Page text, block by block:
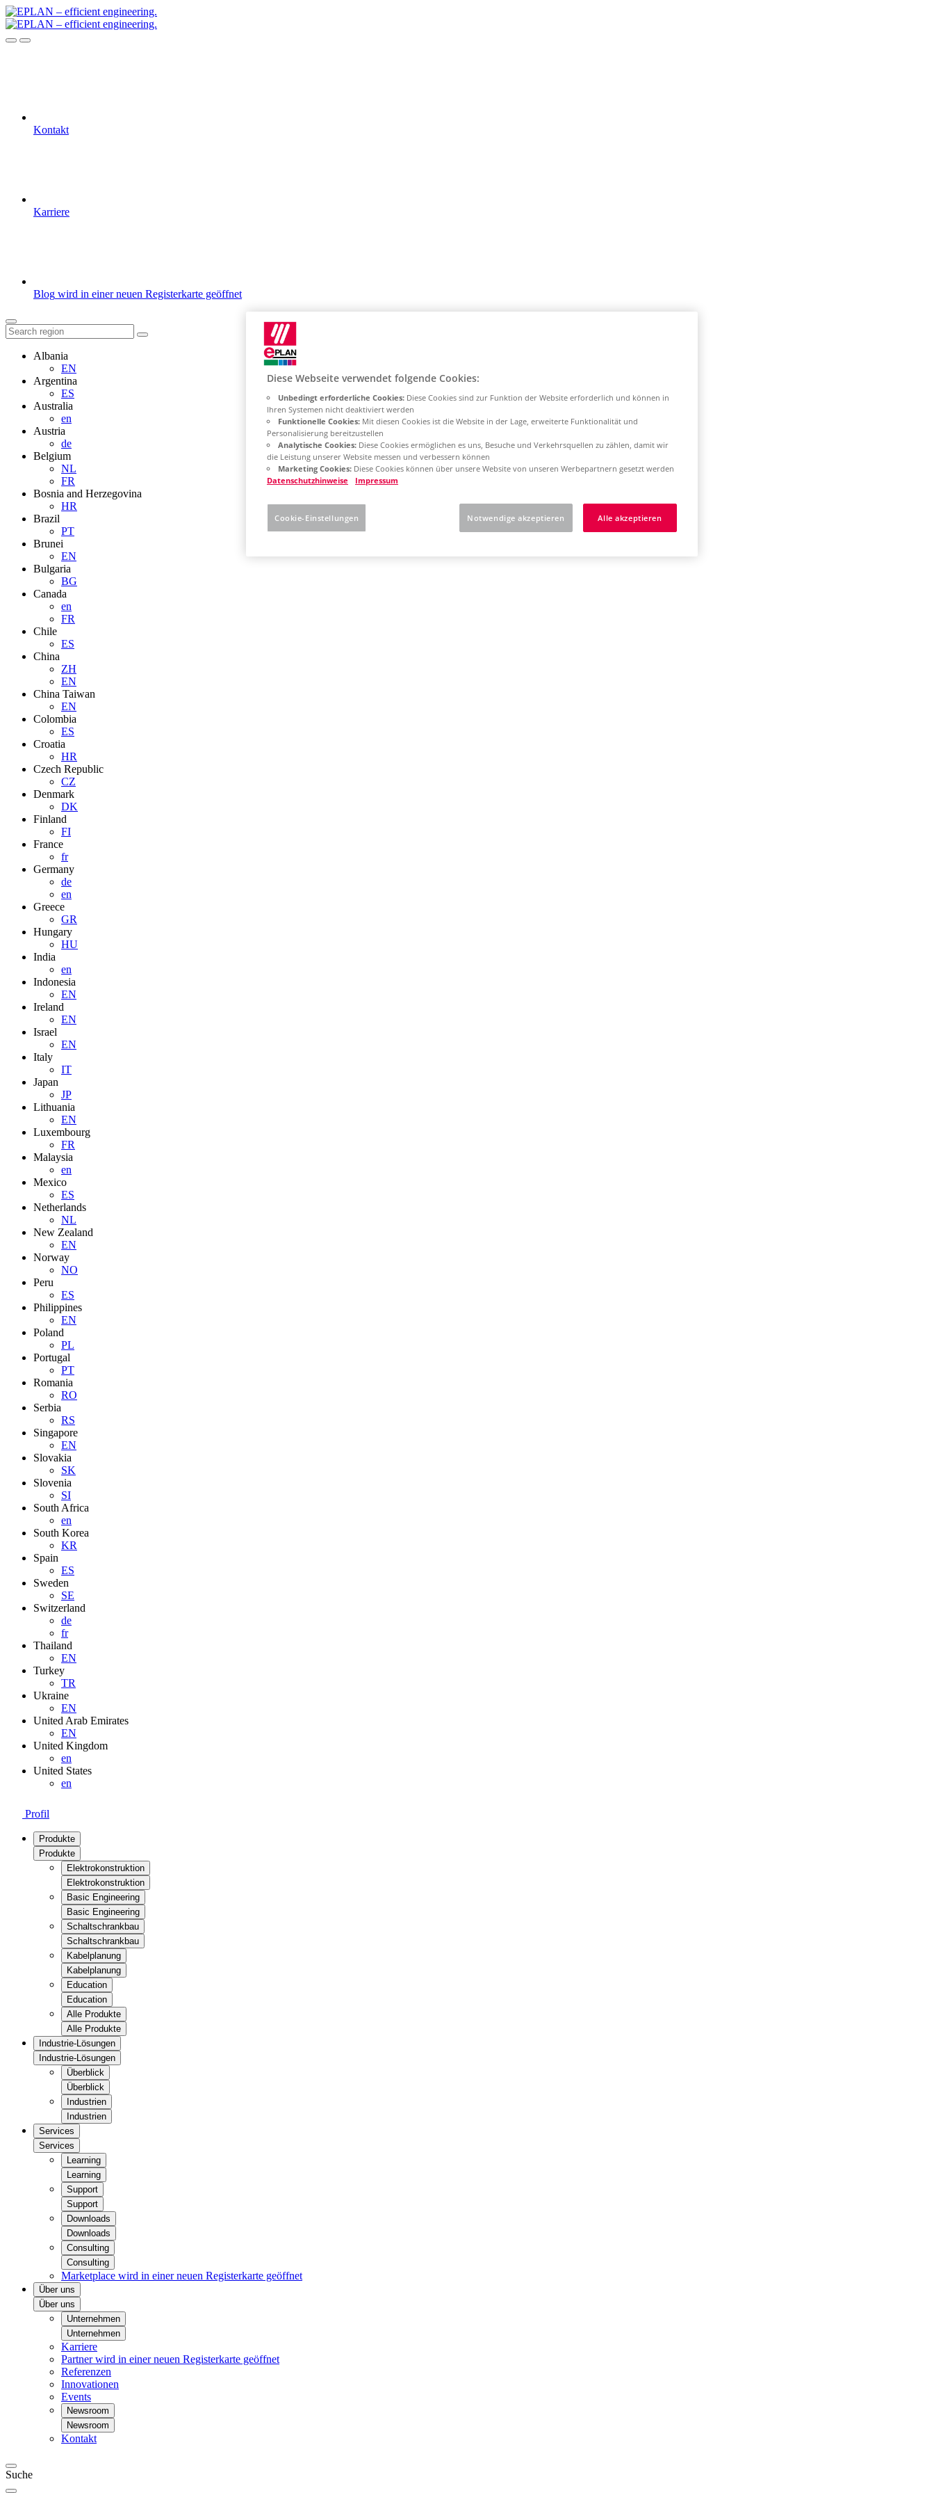
Kontakt
Karriere
Blog wird in einer neuen Registerkarte geöffnet
Albania
EN
Argentina
ES
Australia
en
Austria
de
Belgium
NL
FR
Bosnia and Herzegovina
HR
Brazil
PT
Brunei
EN
Bulgaria
BG
Canada
en
FR
Chile
ES
China
ZH
EN
China Taiwan
EN
Colombia
ES
Croatia
HR
Czech Republic
CZ
Denmark
DK
Finland
FI
France
fr
Germany
de
en
Greece
GR
Hungary
HU
India
en
Indonesia
EN
Ireland
EN
Israel
EN
Italy
IT
Japan
JP
Lithuania
EN
Luxembourg
FR
Malaysia
en
Mexico
ES
Netherlands
NL
New Zealand
EN
Norway
NO
Peru
ES
Philippines
EN
Poland
PL
Portugal
PT
Romania
RO
Serbia
RS
Singapore
EN
Slovakia
SK
Slovenia
SI
South Africa
en
South Korea
KR
Spain
ES
Sweden
SE
Switzerland
de
fr
Thailand
EN
Turkey
TR
Ukraine
EN
United Arab Emirates
EN
United Kingdom
en
United States
en
Profil
Produkte
Produkte
Elektrokonstruktion
Elektrokonstruktion
Basic Engineering
Basic Engineering
Schaltschrankbau
Schaltschrankbau
Kabelplanung
Kabelplanung
Education
Education
Alle Produkte
Alle Produkte
Industrie-Lösungen
Industrie-Lösungen
Überblick
Überblick
Industrien
Industrien
Services
Services
Learning
Learning
Support
Support
Downloads
Downloads
Consulting
Consulting
Marketplace wird in einer neuen Registerkarte geöffnet
Über uns
Über uns
Unternehmen
Unternehmen
Karriere
Partnerwird in einer neuen Registerkarte geöffnet
Referenzen
Innovationen
Events
Newsroom
Newsroom
Kontakt
Suche
Diese Webseite verwendet folgende Cookies:
Unbedingt erforderliche Cookies: Diese Cookies sind zur Funktion der Website erforderlich und können in
Ihren Systemen nicht deaktiviert werden
Funktionelle Cookies: Mit diesen Cookies ist die Website in der Lage, erweiterte Funktionalität und
Personalisierung bereitzustellen
Analytische Cookies: Diese Cookies ermöglichen es uns, Besuche und Verkehrsquellen zu zählen, damit wir
die Leistung unserer Website messen und verbessern können
Marketing Cookies: Diese Cookies können über unsere Website von unseren Werbepartnern gesetzt werden
Datenschutzhinweise
Impressum
Notwendige akzeptieren Alle akzeptieren
Cookie-Einstellungen